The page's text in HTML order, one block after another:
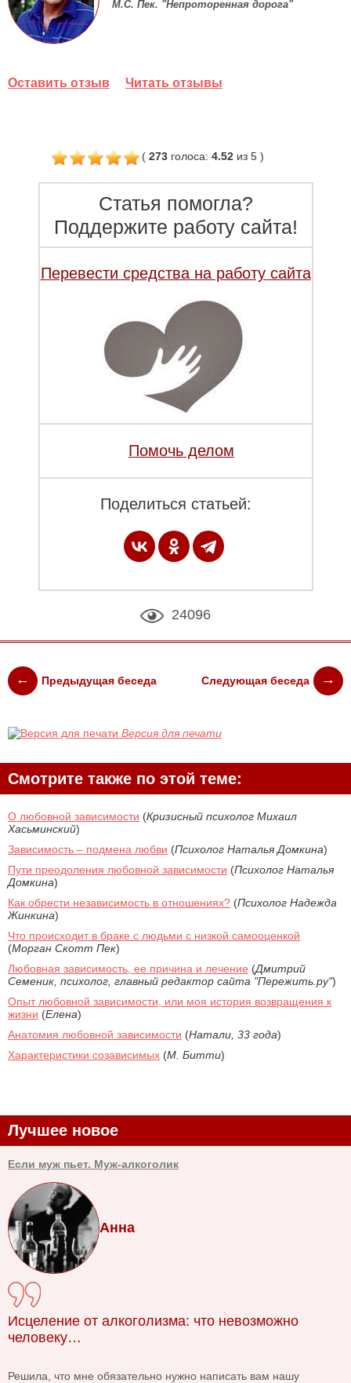
М.С. Пек. "Непроторенная дорога"
Оставить отзыв Читать отзывы
( 273 голоса: 4.52из 5)
Статья помогла?
Поддержите работу сайта!
Перевести средства на работу сайта
Помочь делом
Поделиться статьей:
24096
Предыдущая беседа Следующая беседа
Версия для печати
Смотрите также по этой теме:
О любовной зависимости (Кризисный психолог Михаил
Хасьминский)
Зависимость – подмена любви (Психолог Наталья Домкина)
Пути преодоления любовной зависимости (Психолог Наталья
Домкина)
Как обрести независимость в отношениях? (Психолог Надежда
Жинкина)
Что происходит в браке с людьми с низкой самооценкой
(Морган Скотт Пек)
Любовная зависимость, ее причина и лечение (Дмитрий
Семеник, психолог, главный редактор сайта "Пережить.ру")
Опыт любовной зависимости, или моя история возвращения к
жизни (Елена)
Анатомия любовной зависимости (Натали, 33 года)
Характеристики созависимых (М. Битти)
Лучшее новое
Если муж пьет. Муж-алкоголик
Анна
Исцеление от алкоголизма: что невозможно
человеку…
Решила, что мне обязательно нужно написать вам нашу